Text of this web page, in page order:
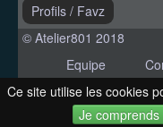
Ce site utilise les cookies
Je comprends
Profils / Favz
© Atelier801 2018
Equipe
Politique de